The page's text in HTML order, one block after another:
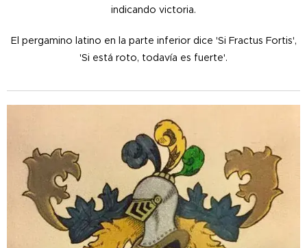
indicando victoria.
El pergamino latino en la parte inferior dice 'Si Fractus Fortis',
'Si está roto, todavía es fuerte'.